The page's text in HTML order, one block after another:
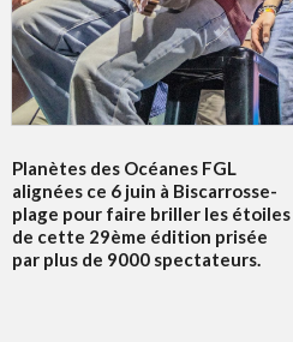
Planètes des Océanes FGL
alignées ce 6 juin à Biscarrosse-
plage pour faire briller les étoiles
de cette 29ème édition prisée
par plus de 9000 spectateurs.